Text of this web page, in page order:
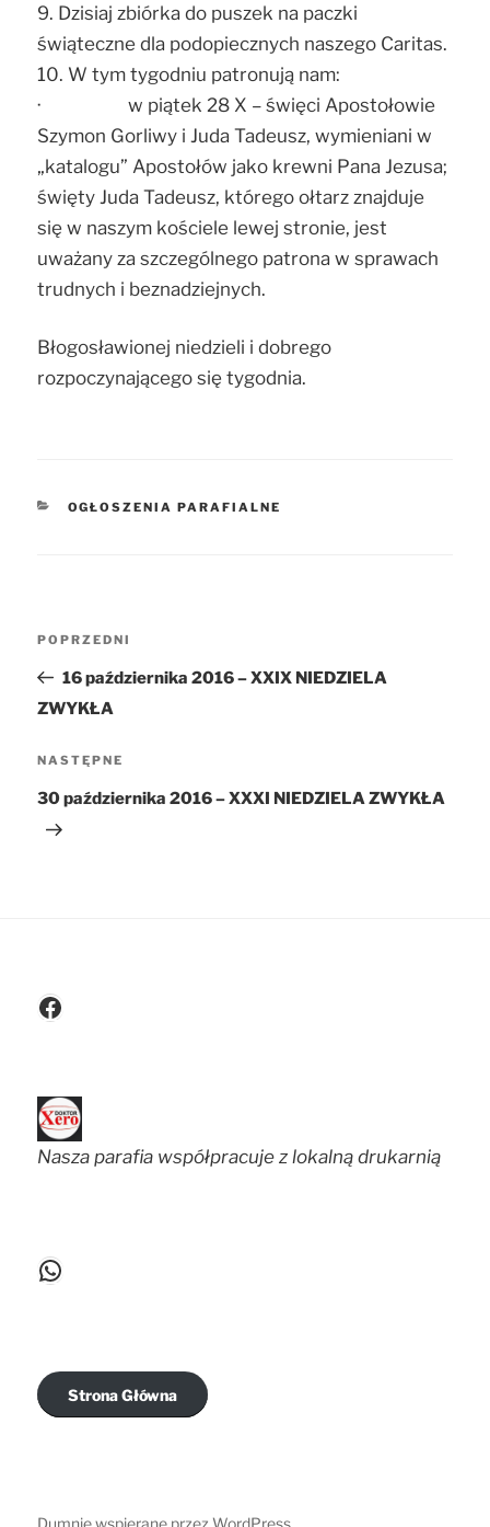
9. Dzisiaj zbiórka do puszek na paczki
świąteczne dla podopiecznych naszego Caritas.
10. W tym tygodniu patronują nam:
· w piątek 28 X – święci Apostołowie
Szymon Gorliwy i Juda Tadeusz, wymieniani w
„katalogu” Apostołów jako krewni Pana Jezusa;
święty Juda Tadeusz, którego ołtarz znajduje
się w naszym kościele lewej stronie, jest
uważany za szczególnego patrona w sprawach
trudnych i beznadziejnych.
Błogosławionej niedzieli i dobrego
rozpoczynającego się tygodnia.
KATEGORIE
OGŁOSZENIA PARAFIALNE
Nawigacja
wpisu
Poprzedni
wpis
POPRZEDNI
16 października 2016 – XXIX NIEDZIELA
ZWYKŁA
Następny
wpis
NASTĘPNE
30 października 2016 – XXXI NIEDZIELA ZWYKŁA
Facebook
Nasza parafia współpracuje z lokalną drukarnią
WhatsApp
Strona Główna